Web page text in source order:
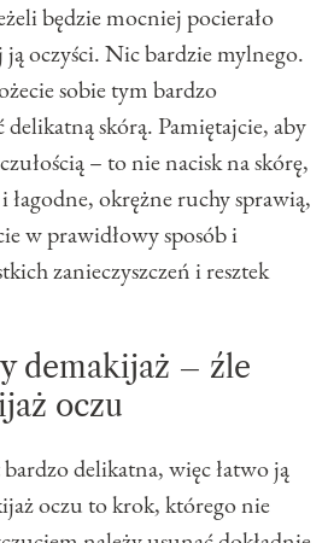
będzie mocniej pocierało
oczyści. Nic bardzie mylnego.
sobie tym bardzo
skórą. Pamiętajcie, aby
– to nie nacisk na skórę,
łagodne, okrężne ruchy sprawią,
w prawidłowy sposób i
zanieczyszczeń i resztek
demakijaż – źle
oczu
delikatna, więc łatwo ją
oczu to krok, którego nie